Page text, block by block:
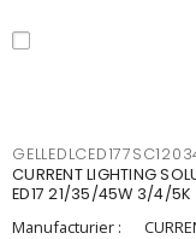
CURRENT LIGHTING
ED17 21/35/45W 3/4/5K
Manufacturier :